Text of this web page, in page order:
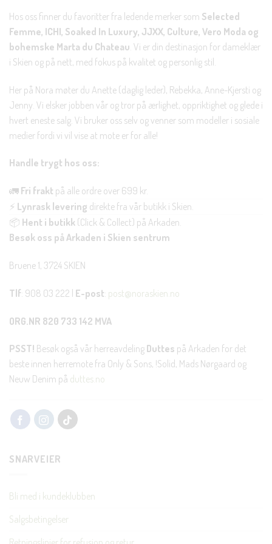
Hos oss finner du favoritter fra ledende merker som Selected
Femme, ICHI, Soaked In Luxury, JJXX, Culture, Vero Moda og
bohemske Marta du Chateau . Vi er din destinasjon for dameklær
i Skien og på nett, med fokus på kvalitet og personlig stil.
Her på Nora møter du Anette (daglig leder), Rebekka, Anne-Kjersti og
Jenny. Vi elsker jobben vår og tror på ærlighet, oppriktighet og glede i
hvert eneste salg. Vi bruker oss selv og venner som modeller i sosiale
medier fordi vi vil vise at mote er for alle!
Handle trygt hos oss:
🚛 Fri frakt på alle ordre over 699 kr.
⚡ Lynrask levering direkte fra vår butikk i Skien.
📦 Hent i butikk (Click & Collect) på Arkaden.
Besøk oss på Arkaden i Skien sentrum
Bruene 1, 3724 SKIEN
Tlf: 908 03 222 | E-post: post@noraskien.no
ORG.NR 820 733 142 MVA
PSST! Besøk også vår herreavdeling Duttes på Arkaden for det
beste innen herremote fra Only & Sons, !Solid, Mads Nørgaard og
Neuw Denim på duttes.no
SNARVEIER
Bli med i kundeklubben
Salgsbetingelser